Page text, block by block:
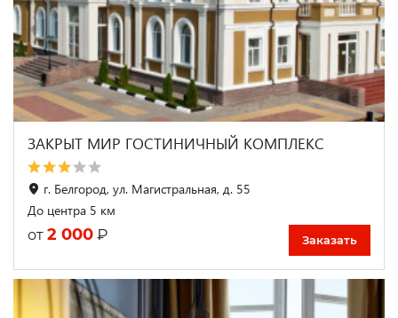
ЗАКРЫТ МИР ГОСТИНИЧНЫЙ КОМПЛЕКС
г. Белгород, ул. Магистральная, д. 55
До центра 5 км
от 2 000 ₽ Заказать